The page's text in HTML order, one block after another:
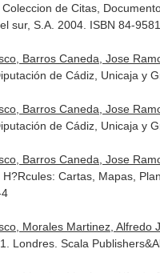
de Citas,
sur, S.A. 2004. ISBN 84-
Barros Caneda, Jose
de Cádiz, Unicaja y
Barros Caneda, Jose
de Cádiz, Unicaja y
Barros Caneda, Jose
Cartas, Mapas,
Morales Martinez, Alfredo
Londres. Scala